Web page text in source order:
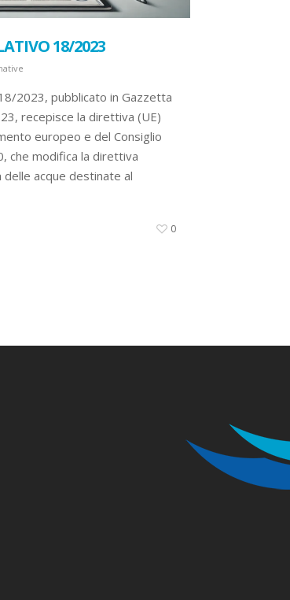
18/2023
2023, pubblicato in Gazzetta
recepisce la direttiva (UE)
europeo e del Consiglio
che modifica la direttiva
acque destinate al
0